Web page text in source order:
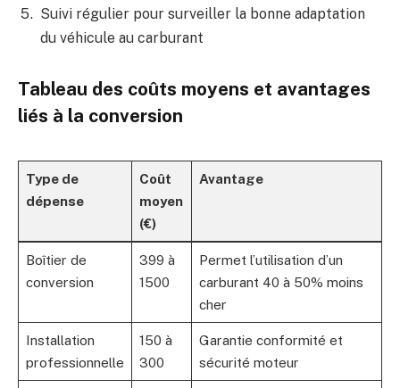
Suivi régulier pour surveiller la bonne adaptation
du véhicule au carburant
Tableau des coûts moyens et avantages
liés à la conversion
Type de
dépense
Coût
moyen
(€)
Avantage
Boîtier de
conversion
399 à
1500
Permet l’utilisation d’un
carburant 40 à 50% moins
cher
Installation
professionnelle
150 à
300
Garantie conformité et
sécurité moteur